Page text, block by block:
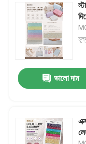
আমাদের সাথে যোগাযোগ
উদ্ধৃতির জন্য আবেদন
পিভিসি ফ্যাক্স লেদার
মাইক্রোফাইবার চামড়া
ভালো দাম